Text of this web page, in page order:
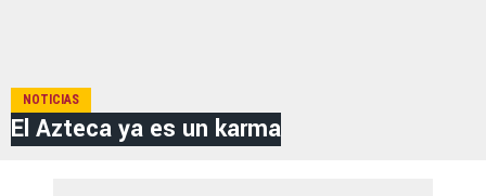
NOTICIAS
El Azteca ya es un karma